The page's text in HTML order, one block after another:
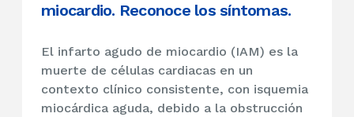
miocardio. Reconoce los síntomas.
El infarto agudo de miocardio (IAM) es la
muerte de células cardiacas en un
contexto clínico consistente, con isquemia
miocárdica aguda, debido a la obstrucción